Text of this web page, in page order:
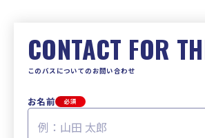
CONTACT FOR
このバスについてのお問い合わせ
お名前 必須